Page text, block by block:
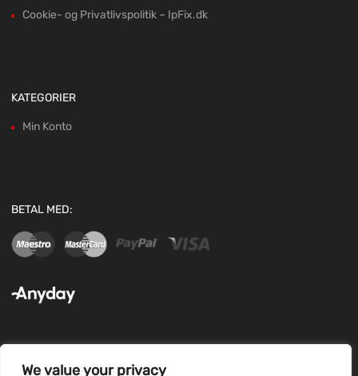
We value your privacy
Cookie- og Privatlivspolitik – IpFix.dk
KATEGORIER
Min Konto
BETAL MED: